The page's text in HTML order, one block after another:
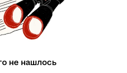
не нашлось